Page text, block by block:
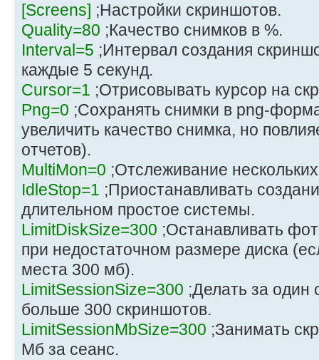
[Screens] ;Настройки скриншотов.
Quality=80 ;Качество снимков в %.
Interval=5 ;Интервал создания
каждые 5 секунд.
Cursor=1 ;Отрисовывать курсор на
Png=0 ;Сохранять снимки в png-
увеличить качество снимка, но
отчетов).
MultiMon=0 ;Отслеживание
IdleStop=1 ;Приостанавливать
длительном простое системы.
LimitDiskSize=300 ;Останавливать
при недостаточном размере диска
места 300 мб).
LimitSessionSize=300 ;Делать за один
больше 300 скриншотов.
LimitSessionMbSize=300 ;Занимать
Мб за сеанс.